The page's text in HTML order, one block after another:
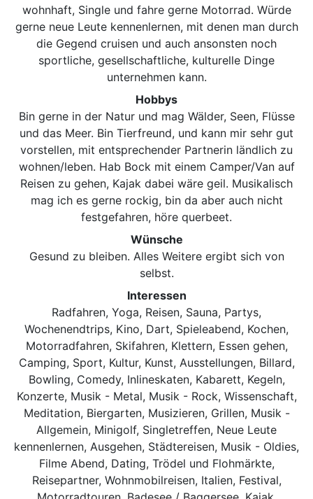
wohnhaft, Single und fahre gerne Motorrad. Würde
gerne neue Leute kennenlernen, mit denen man durch
die Gegend cruisen und auch ansonsten noch
sportliche, gesellschaftliche, kulturelle Dinge
unternehmen kann.
Hobbys
Bin gerne in der Natur und mag Wälder, Seen, Flüsse
und das Meer. Bin Tierfreund, und kann mir sehr gut
vorstellen, mit entsprechender Partnerin ländlich zu
wohnen/leben. Hab Bock mit einem Camper/Van auf
Reisen zu gehen, Kajak dabei wäre geil. Musikalisch
mag ich es gerne rockig, bin da aber auch nicht
festgefahren, höre querbeet.
Wünsche
Gesund zu bleiben. Alles Weitere ergibt sich von
selbst.
Interessen
Radfahren, Yoga, Reisen, Sauna, Partys,
Wochenendtrips, Kino, Dart, Spieleabend, Kochen,
Motorradfahren, Skifahren, Klettern, Essen gehen,
Camping, Sport, Kultur, Kunst, Ausstellungen, Billard,
Bowling, Comedy, Inlineskaten, Kabarett, Kegeln,
Konzerte, Musik - Metal, Musik - Rock, Wissenschaft,
Meditation, Biergarten, Musizieren, Grillen, Musik -
Allgemein, Minigolf, Singletreffen, Neue Leute
kennenlernen, Ausgehen, Städtereisen, Musik - Oldies,
Filme Abend, Dating, Trödel und Flohmärkte,
Reisepartner, Wohnmobilreisen, Italien, Festival,